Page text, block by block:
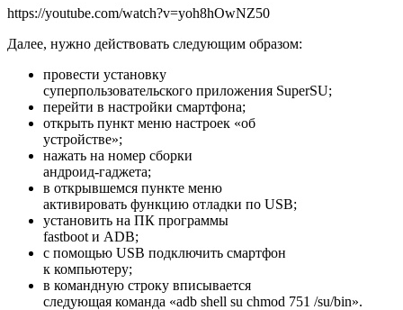
https://youtube.com/watch?v=yoh8hOwNZ50
Далее, нужно действовать следующим образом:
провести установку
суперпользовательского приложения SuperSU;
перейти в настройки смартфона;
открыть пункт меню настроек «об
устройстве»;
нажать на номер сборки
андроид-гаджета;
в открывшемся пункте меню
активировать функцию отладки по USB;
установить на ПК программы
fastboot и ADB;
с помощью USB подключить смартфон
к компьютеру;
в командную строку вписывается
следующая команда «adb shell su chmod 751 /su/bin».